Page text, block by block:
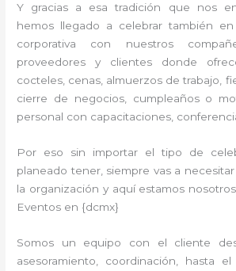
Y gracias a esa tradición que nos
hemos llegado a celebrar también
corporativa con nuestros
proveedores y clientes donde
cocteles, cenas, almuerzos de trabajo,
cierre de negocios, cumpleaños o
personal con capacitaciones,
Por eso sin importar el tipo de
planeado tener, siempre vas a
la organización y aquí estamos
Eventos en {dcmx}
Somos un equipo con el cliente
asesoramiento, coordinación, hasta